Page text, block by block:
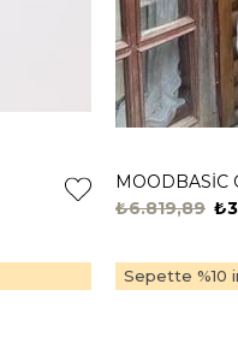
₺6.819,89
Sepette %10